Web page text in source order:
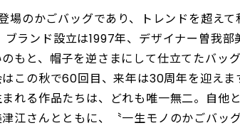
場のかごバッグであり、トレンドを超え
ブランド設立は1997年、デザイナー曽我
もと、帽子を逆さまにして仕立てたバッ
この秋で60回目、来年は30周年を迎えま
れる作品たちは、どれも唯一無二。自他
江さんとともに、〝一生モノのかごバッ